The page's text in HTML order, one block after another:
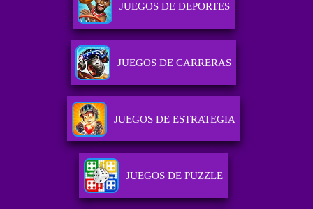
JUEGOS DE DEPORTES
JUEGOS DE CARRERAS
JUEGOS DE ESTRATEGIA
JUEGOS DE PUZZLE